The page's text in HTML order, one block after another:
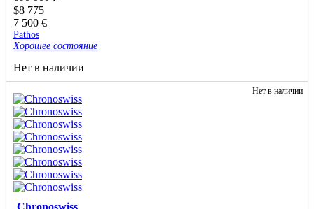
$8 775
7 500 €
Pathos
Хорошее состояние
Нет в наличии
Нет в наличии
Chronoswiss